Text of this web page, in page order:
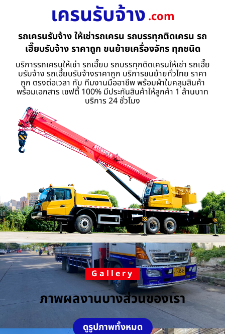
เครนรับจ้าง .com
รถเครนรับจ้าง ให้เช่ารถเครน รถบรรทุกติดเครน รถ
เฮี๊ยบรับจ้าง ราคาถูก ขนย้ายเครื่องจักร ทุกชนิด
บริการรถเครนให้เช่า รถเฮี๊ยบ รถบรรทุกติดเครนให้เช่า รถเฮี๊ย
บรับจ้าง รถเฮี้ยบรับจ้างราคาถูก บริการขนย้ายทั่วไทย ราคา
ถูก ตรงต่อเวลา กับ ทีมงานมืออาชีพ พร้อมผ้าใบคลุมสินค้า
พร้อมเอกสาร เซฟตี้ 100% มีประกันสินค้าให้ลูกค้า 1 ล้านบาท
บริการ 24 ชั่วโมง
Gallery
ภาพผลงานบางส่วนของเรา
ดูรูปภาพทั้งหมด